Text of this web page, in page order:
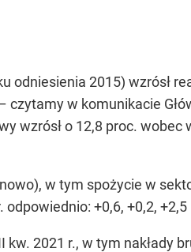
odniesienia 2015) wzrósł
czytamy w komunikacie
wzrósł o 12,8 proc. wobec
w tym spożycie w
+0,6, +0,2, +2,5
2021 r., w tym nakłady